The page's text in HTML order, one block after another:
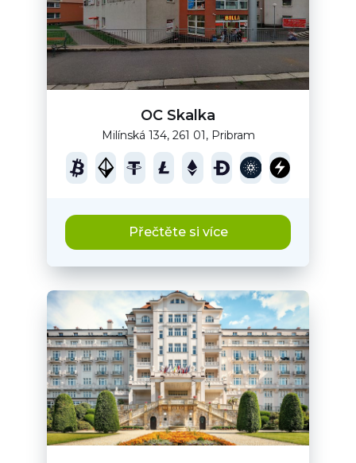
OC Skalka
Milínská 134, 261 01, Pribram
Přečtěte si více